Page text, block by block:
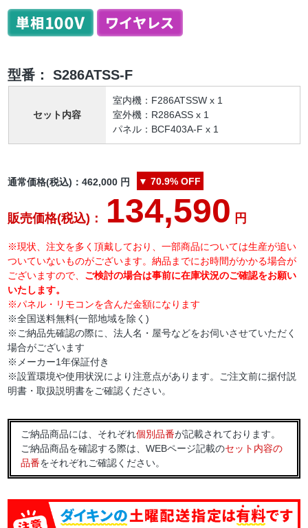
型番： S286ATSS-F
セット内容
室内機：F286ATSSW x 1
室外機：R286ASS x 1
パネル：BCF403A-F x 1
通常価格(税込)：462,000 円 ▼ 70.9% OFF
販売価格(税込)： 134,590 円
※現状、注文を多く頂戴しており、一部商品については生産が追い
ついていないものがございます。納品までにお時間がかかる場合が
ございますので、 ご検討の場合は事前に在庫状況のご確認をお願い
いたします。
※パネル・リモコンを含んだ金額になります
※全国送料無料(一部地域を除く)
※ご納品先確認の際に、法人名・屋号などをお伺いさせていただく
場合がございます
※メーカー1年保証付き
※設置環境や使用状況により注意点があります。ご注文前に据付説
明書・取扱説明書をご確認ください。
ご納品商品には、それぞれ個別品番が記載されております。
ご納品商品を確認する際は、WEBページ記載のセット内容の
品番をそれぞれご確認ください。